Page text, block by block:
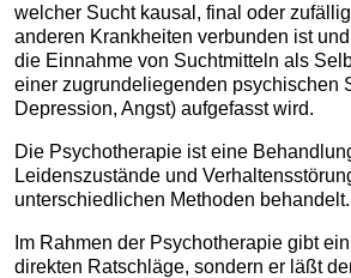
welcher Sucht kausal, final oder
anderen Krankheiten verbunden ist
die Einnahme von Suchtmitteln als
einer zugrundeliegenden psychischen
Depression, Angst) aufgefasst wird.
Die Psychotherapie ist eine
Leidenszustände und
unterschiedlichen Methoden behandelt.
Im Rahmen der Psychotherapie gibt
direkten Ratschläge, sondern er läßt